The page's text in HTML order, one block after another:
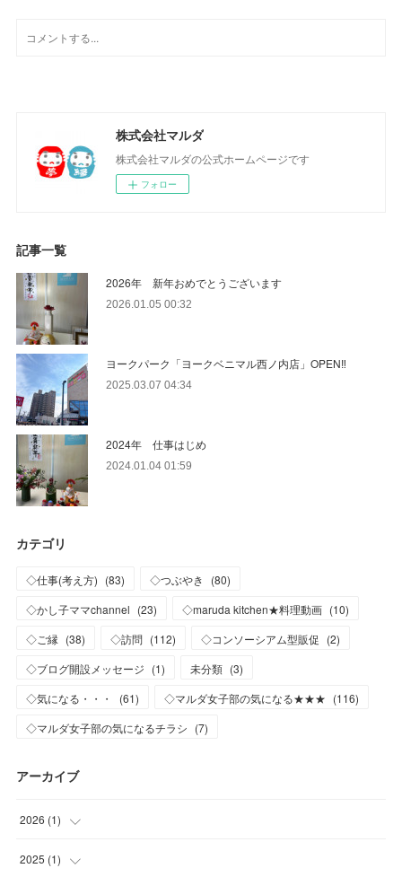
株式会社マルダ
株式会社マルダの公式ホームページです
フォロー
記事一覧
2026年 新年おめでとうございます
2026.01.05 00:32
ヨークパーク「ヨークベニマル西ノ内店」OPEN‼
2025.03.07 04:34
2024年 仕事はじめ
2024.01.04 01:59
カテゴリ
◇仕事(考え方) (83) ◇つぶやき (80)
◇かし子ママchannel (23) ◇maruda kitchen★料理動画 (10)
◇ご縁 (38) ◇訪問 (112) ◇コンソーシアム型販促 (2)
◇ブログ開設メッセージ (1) 未分類 (3)
◇気になる・・・
(61) ◇マルダ女子部の気になる★★★ (116)
◇マルダ女子部の気になるチラシ (7)
アーカイブ
2026 (1)
( )
2025 (1)